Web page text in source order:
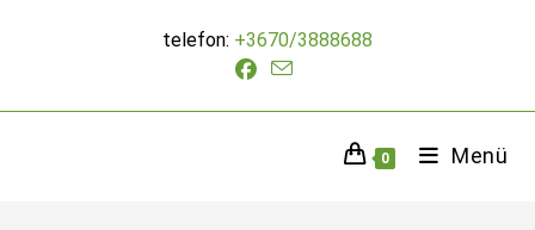
telefon: +3670/3888688
0 Menü